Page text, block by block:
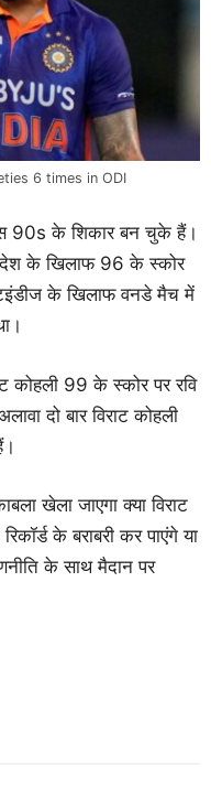
6 times in ODI
90s के शिकार बन चुके हैं।
के खिलाफ 96 के स्कोर
के खिलाफ वनडे मैच में
कोहली 99 के स्कोर पर रवि
दो बार विराट कोहली
खेला जाएगा क्या विराट
के बराबरी कर पाएंगे या
के साथ मैदान पर